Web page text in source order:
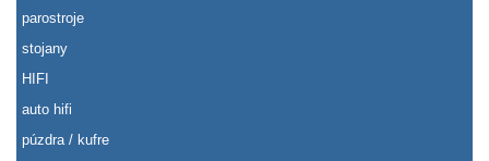
parostroje
stojany
HIFI
auto hifi
púzdra / kufre